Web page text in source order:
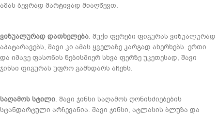
ამას ბევრად მარტივად მიაღწევთ.
ვიზუალურად დათხელება. მუქი ფერები ფიგურას ვიზუალურად
აპატარავებს, შავი კი ამას ყველაზე კარგად ახერხებს. ერთი
და იმავე ფასონის ნებისმიერ სხვა ფერზე უკეთესად, შავი
ჯინსი ფიგურას უფრო გამხდარს აჩენს.
საღამოს სტილი. შავი ჯინსი საღამოს ღონისძიებების
სტანდარტული არჩევანია. შავი ჯინსი, ატლასის ბლუზა და